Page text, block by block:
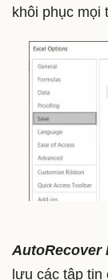
khôi phục
AutoRecover
lưu các tập